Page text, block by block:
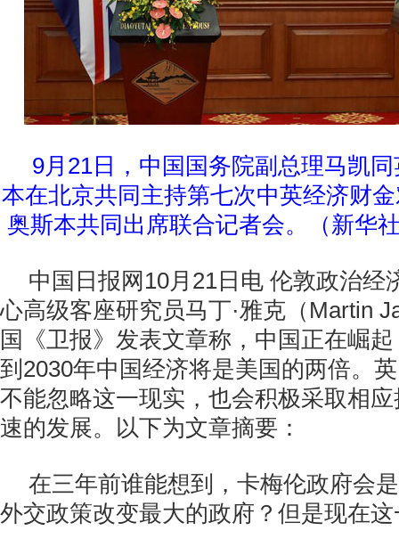
9月21日，中国国务院副总理马凯
本在北京共同主持第七次中英经济财
奥斯本共同出席联合记者会。（新华
中国日报网10月21日电 伦敦政治经
心高级客座研究员马丁·雅克（Martin
国《卫报》发表文章称，中国正在崛
到2030年中国经济将是美国的两倍。
不能忽略这一现实，也会积极采取相
速的发展。以下为文章摘要：
在三年前谁能想到，卡梅伦政府会
外交政策改变最大的政府？但是现在